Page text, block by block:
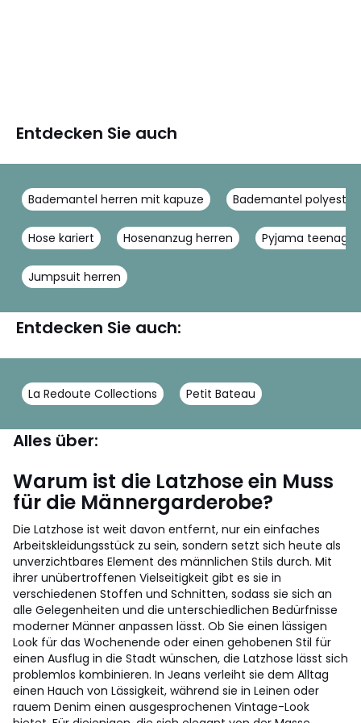
Entdecken Sie auch
Bademantel herren mit kapuze Bademantel polyester
Hose kariert Hosenanzug herren Pyjama teenager
Jumpsuit herren
Entdecken Sie auch:
La Redoute Collections Petit Bateau
Alles über:
Warum ist die Latzhose ein Muss
für die Männergarderobe?
Die Latzhose ist weit davon entfernt, nur ein einfaches
Arbeitskleidungsstück zu sein, sondern setzt sich heute als
unverzichtbares Element des männlichen Stils durch. Mit
ihrer unübertroffenen Vielseitigkeit gibt es sie in
verschiedenen Stoffen und Schnitten, sodass sie sich an
alle Gelegenheiten und die unterschiedlichen Bedürfnisse
moderner Männer anpassen lässt. Ob Sie einen lässigen
Look für das Wochenende oder einen gehobenen Stil für
einen Ausflug in die Stadt wünschen, die Latzhose lässt sich
problemlos kombinieren. In Jeans verleiht sie dem Alltag
einen Hauch von Lässigkeit, während sie in Leinen oder
rauem Denim einen ausgesprochenen Vintage-Look